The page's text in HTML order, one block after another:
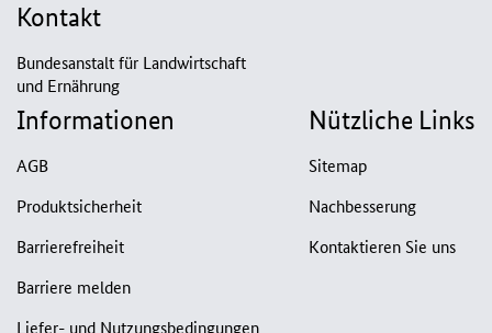
Kontakt
Bundesanstalt für Landwirtschaft
und Ernährung
Informationen
AGB
Produktsicherheit
Barrierefreiheit
Barriere melden
Liefer- und Nutzungsbedingungen
Nützliche Links
Sitemap
Nachbesserung
Kontaktieren Sie uns